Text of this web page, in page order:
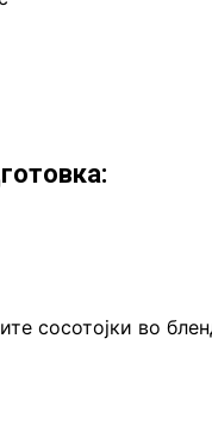
сосотојки во